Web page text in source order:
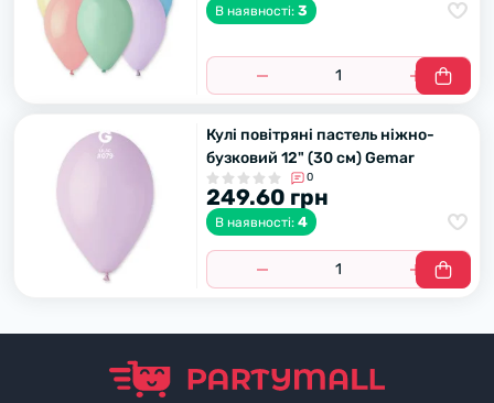
В наявності: 3
Кулі повітряні пастель ніжно-
бузковий 12" (30 см) Gemar
0
249.60 грн
В наявності: 4